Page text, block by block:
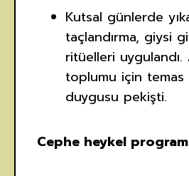
Kutsal günlerde
taçlandırma, giysi
ritüelleri uygulandı.
toplumu için temas
duygusu pekişti.
Cephe heykel